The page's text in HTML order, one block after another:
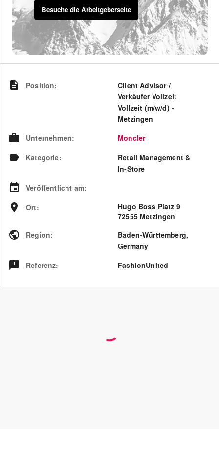
Besuche die Arbeitgeberseite
Position:
Client Advisor /
Verkäufer Vollzeit
Vollzeit (m/w/d) -
Metzingen
Unternehmen:
Moncler
Kategorie:
Retail Management &
In-Store
Veröffentlicht am:
Ort:
Hugo Boss Platz 9
72555 Metzingen
Region: Baden-Württemberg,
Germany
Referenz: FashionUnited